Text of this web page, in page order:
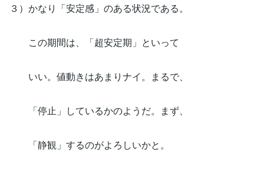
３）かなり「安定感」のある状況である。
この期間は、「超安定期」といって
いい。値動きはあまりナイ。まるで、
「停止」しているかのようだ。まず、
「静観」するのがよろしいかと。